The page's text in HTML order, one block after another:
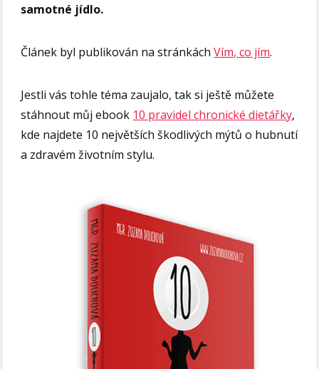
samotné jídlo.
Článek byl publikován na stránkáchVím, co jím.
Jestli vás tohle téma zaujalo, tak si ještě můžete
stáhnout můj ebook 10 pravidel chronické dietářky,
kde najdete 10 největších škodlivých mýtů o hubnutí
a zdravém životním stylu.